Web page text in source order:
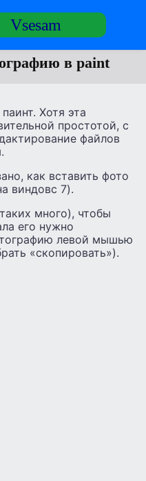
Vsesam
в paint
Хотя эта
простотой, с
файлов
как вставить фото
виндовс 7).
много), чтобы
его нужно
левой мышью
«скопировать»).